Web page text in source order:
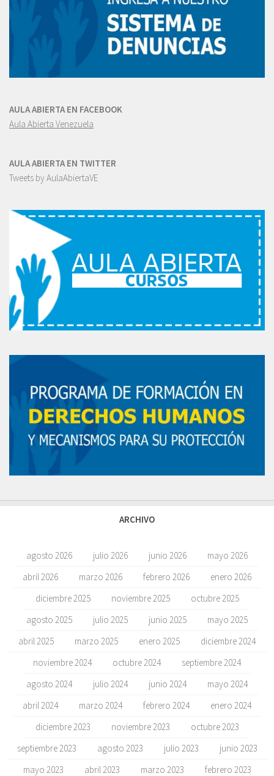
AULA ABIERTA EN FACEBOOK
Aula Abierta Venezuela
AULA ABIERTA EN TWITTER
Tweets by AulaAbiertaVE
ARCHIVO
agosto 2026 julio 2026 junio 2026
mayo 2026
abril 2026
marzo 2026 febrero 2026
enero 2026
diciembre 2025
noviembre 2025
octubre 2025
agosto 2025
julio 2025 junio 2025
mayo 2025
abril 2025
marzo 2025 enero 2025
diciembre 2024
noviembre 2024
octubre 2024
septiembre 2024
agosto 2024
julio 2024 junio 2024
mayo 2024
abril 2024
marzo 2024 febrero 2024
enero 2024
diciembre 2023
noviembre 2023
octubre 2023
septiembre 2023
agosto 2023 julio 2023
junio 2023
mayo 2023
abril 2023 marzo 2023
febrero 2023